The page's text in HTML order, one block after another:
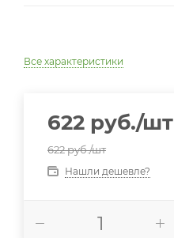
Все характеристики
622 руб./шт
622руб./шт
Нашли дешевле?